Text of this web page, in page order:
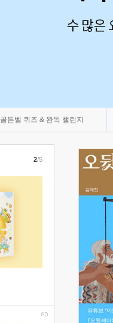
골든벨 퀴즈 & 완독 챌린지
2/5